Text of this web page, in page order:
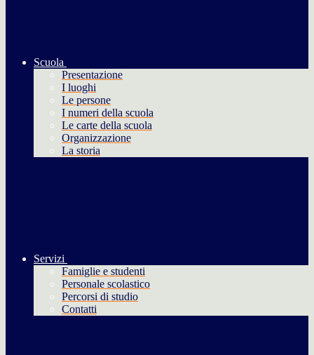
Scuola
Presentazione
I luoghi
Le persone
I numeri della scuola
Le carte della scuola
Organizzazione
La storia
Servizi
Famiglie e studenti
Personale scolastico
Percorsi di studio
Contatti